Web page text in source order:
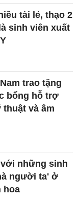
tài lẻ, thạo 2
sinh viên xuất
trao tặng
bổng hỗ trợ
và âm
những sinh
người ta' ở
hoa